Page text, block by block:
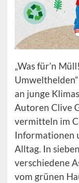
„Was für’n
an junge
Autoren Clive
vermitteln im
Informationen
Alltag. In
verschiedene
vom grünen